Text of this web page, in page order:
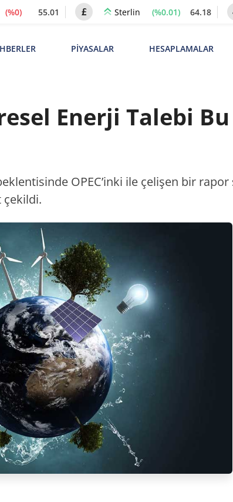
(%0) 55.01 Sterlin (%0.01) 64.18
PİYASALAR HESAPLAMALAR
Enerji Talebi
OPEC’inki ile çelişen bir
çekildi.